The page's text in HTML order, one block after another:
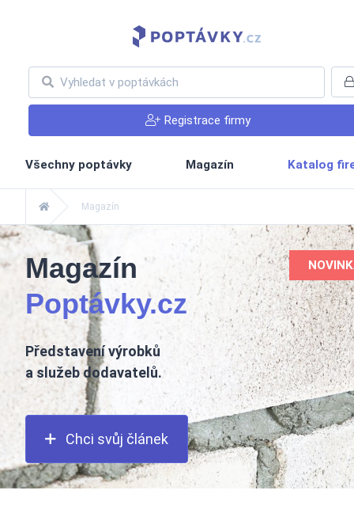
Registrace firmy
Všechny poptávky Magazín Katalog
Magazín
Magazín
Poptávky.cz
Představení výrobků
a služeb dodavatelů.
Chci svůj článek